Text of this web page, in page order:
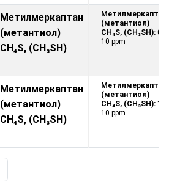
Метилмеркаптан
(метантиол)
CH₄S, (CH₃SH)
Метилмеркаптан
(метантиол)
CH₄S, (CH₃SH): 0 -
10 ppm
Метилмеркаптан
(метантиол)
CH₄S, (CH₃SH)
Метилмеркаптан
(метантиол)
CH₄S, (CH₃SH): 1 -
10 ppm